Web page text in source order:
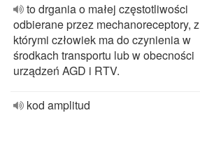
to drgania o małej częstotliwości
odbierane przez mechanoreceptory, z
którymi człowiek ma do czynienia w
środkach transportu lub w obecności
urządzeń AGD i RTV.
kod amplitud